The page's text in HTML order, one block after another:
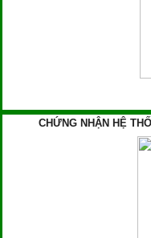
CHỨNG NHẬN HỆ